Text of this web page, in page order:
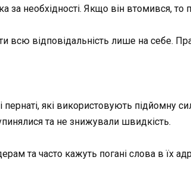
за необхідності. Якщо він втомився, то
всю відповідальність лише на себе.
пернаті, які використовують підйомну
та не знижували швидкість.
та часто кажуть погані слова в їх